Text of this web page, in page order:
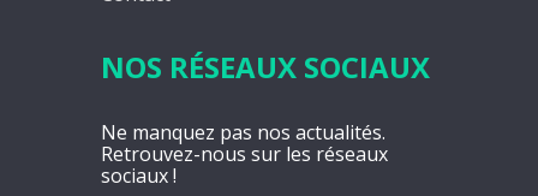
NOS RÉSEAUX SOCIAUX
Ne manquez pas nos actualités.
Retrouvez-nous sur les réseaux
sociaux !